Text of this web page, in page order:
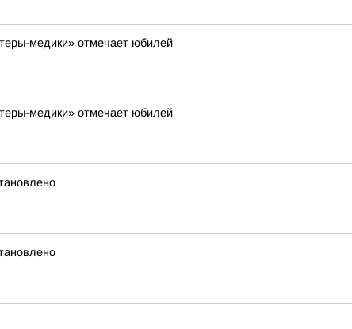
медики» отмечает юбилей
медики» отмечает юбилей